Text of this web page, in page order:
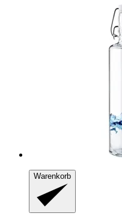
Warenkorb